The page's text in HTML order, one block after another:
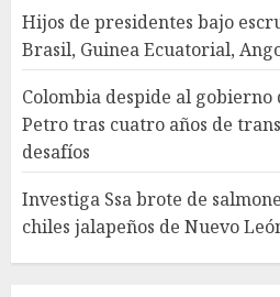
Hijos de presidentes bajo
Brasil, Guinea Ecuatorial,
Colombia despide al gobierno
Petro tras cuatro años de
desafíos
Investiga Ssa brote de
chiles jalapeños de Nuevo
5
Investiga
chiles
León y
Charlotte